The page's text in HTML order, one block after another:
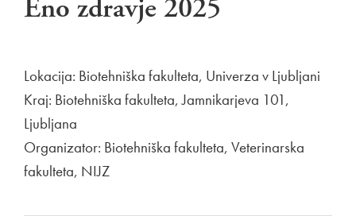
Eno zdravje 2025
Lokacija: Biotehniška fakulteta, Univerza v Ljubljani
Kraj: Biotehniška fakulteta, Jamnikarjeva 101,
Ljubljana
Organizator: Biotehniška fakulteta, Veterinarska
fakulteta, NIJZ